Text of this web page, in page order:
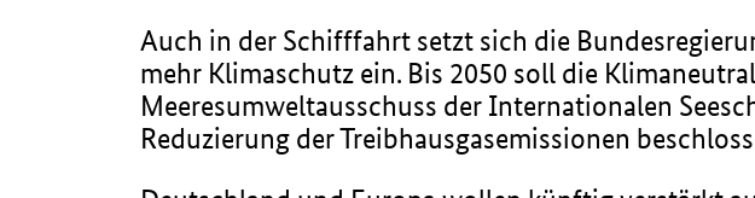
Auch in der Schifffahrt setzt sich die
mehr Klimaschutz ein. Bis 2050 soll die
Meeresumweltausschuss der Internationalen
Reduzierung der Treibhausgasemissionen